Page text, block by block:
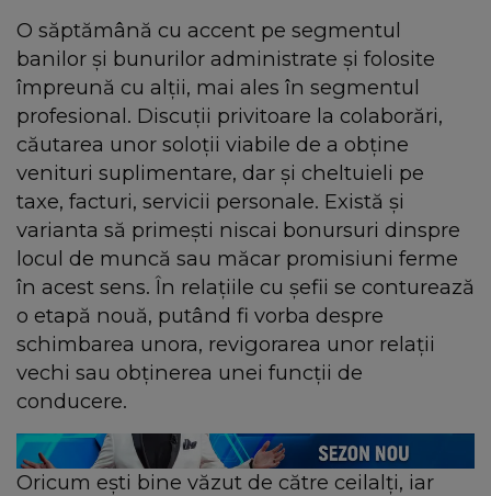
O săptămână cu accent pe segmentul
banilor şi bunurilor administrate şi folosite
împreună cu alţii, mai ales în segmentul
profesional. Discuţii privitoare la colaborări,
căutarea unor soloţii viabile de a obţine
venituri suplimentare, dar şi cheltuieli pe
taxe, facturi, servicii personale. Există şi
varianta să primeşti niscai bonursuri dinspre
locul de muncă sau măcar promisiuni ferme
în acest sens. În relaţiile cu şefii se conturează
o etapă nouă, putând fi vorba despre
schimbarea unora, revigorarea unor relaţii
vechi sau obţinerea unei funcţii de
conducere.
Oricum eşti bine văzut de către ceilalţi, iar